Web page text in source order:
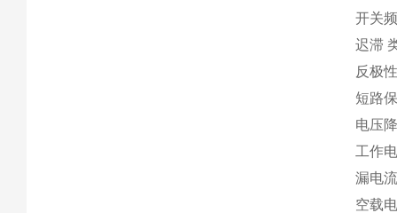
开关
迟滞
反极
短路
电压
工作
漏电
空载